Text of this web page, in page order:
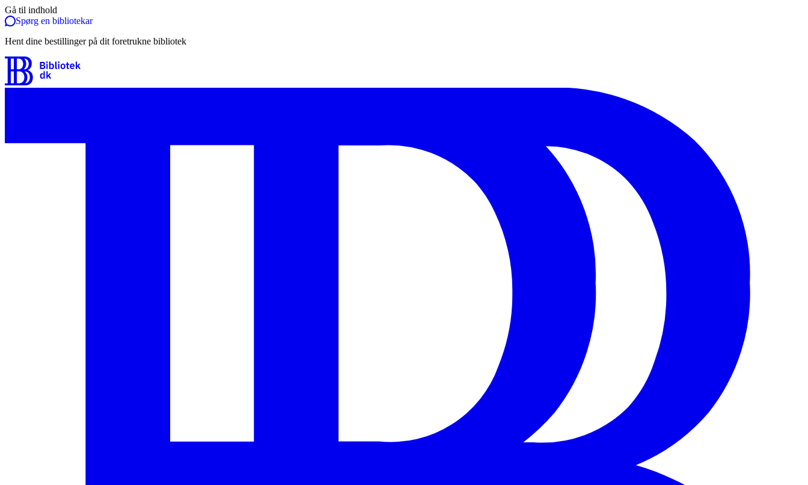
Gå til indhold
Spørg en bibliotekar
Hent dine bestillinger på dit foretrukne bibliotek